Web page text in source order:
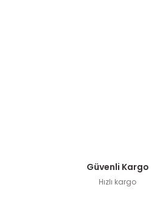
Güvenli Kargo
Hızlı kargo